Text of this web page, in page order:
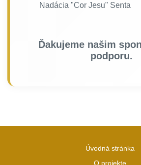
Nadácia "Cor Jesu" Senta
Ďakujeme našim
podporu.
Úvodná stránka
O projekte